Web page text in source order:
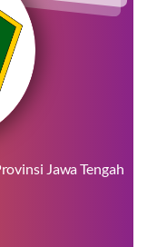
Jawa Tengah